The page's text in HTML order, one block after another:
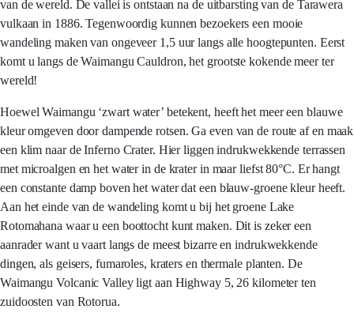
van de wereld. De vallei is ontstaan na de uitbarsting van de Tarawera
vulkaan in 1886. Tegenwoordig kunnen bezoekers een mooie
wandeling maken van ongeveer 1,5 uur langs alle hoogtepunten. Eerst
komt u langs de Waimangu Cauldron, het grootste kokende meer ter
wereld!
Hoewel Waimangu ‘zwart water’ betekent, heeft het meer een blauwe
kleur omgeven door dampende rotsen. Ga even van de route af en maak
een klim naar de Inferno Crater. Hier liggen indrukwekkende terrassen
met microalgen en het water in de krater in maar liefst 80°C. Er hangt
een constante damp boven het water dat een blauw-groene kleur heeft.
Aan het einde van de wandeling komt u bij het groene Lake
Rotomahana waar u een boottocht kunt maken. Dit is zeker een
aanrader want u vaart langs de meest bizarre en indrukwekkende
dingen, als geisers, fumaroles, kraters en thermale planten. De
Waimangu Volcanic Valley ligt aan Highway 5, 26 kilometer ten
zuidoosten van Rotorua.